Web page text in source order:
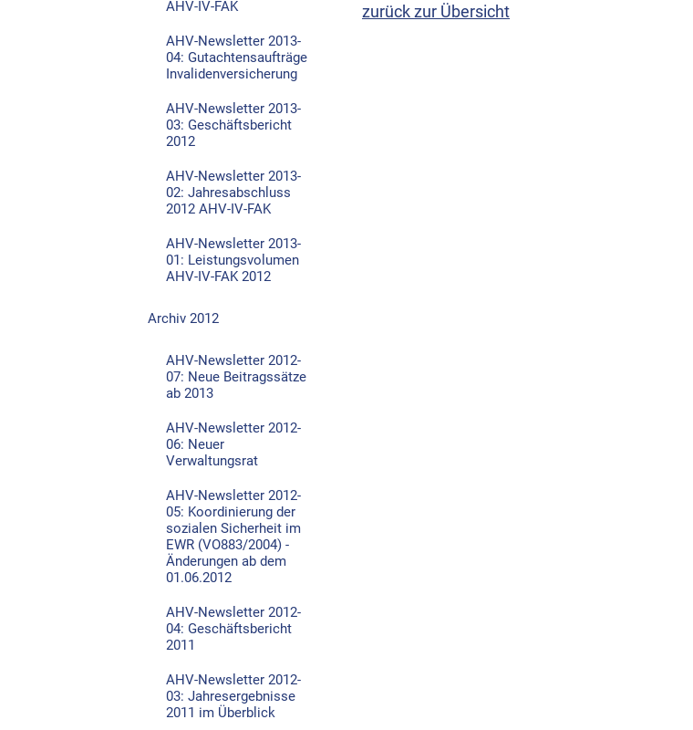
AHV-IV-FAK
AHV-Newsletter 2013-
04: Gutachtensaufträge
Invalidenversicherung
AHV-Newsletter 2013-
03: Geschäftsbericht
2012
AHV-Newsletter 2013-
02: Jahresabschluss
2012 AHV-IV-FAK
AHV-Newsletter 2013-
01: Leistungsvolumen
AHV-IV-FAK 2012
Archiv 2012
AHV-Newsletter 2012-
07: Neue Beitragssätze
ab 2013
AHV-Newsletter 2012-
06: Neuer
Verwaltungsrat
AHV-Newsletter 2012-
05: Koordinierung der
sozialen Sicherheit im
EWR (VO883/2004) -
Änderungen ab dem
01.06.2012
AHV-Newsletter 2012-
04: Geschäftsbericht
2011
AHV-Newsletter 2012-
03: Jahresergebnisse
2011 im Überblick
zurück zur Übersicht